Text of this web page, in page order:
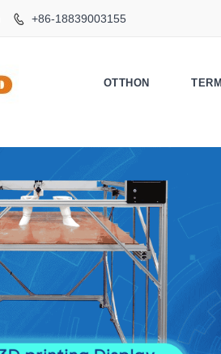
 +86-18839003155
OTTHON